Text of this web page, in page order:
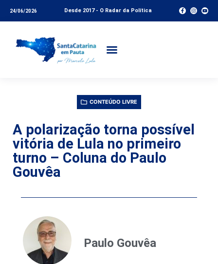
24/06/2026 Desde 2017 - O Radar da Política
CONTEÚDO LIVRE
A polarização torna possível
vitória de Lula no primeiro
turno – Coluna do Paulo
Gouvêa
Paulo Gouvêa